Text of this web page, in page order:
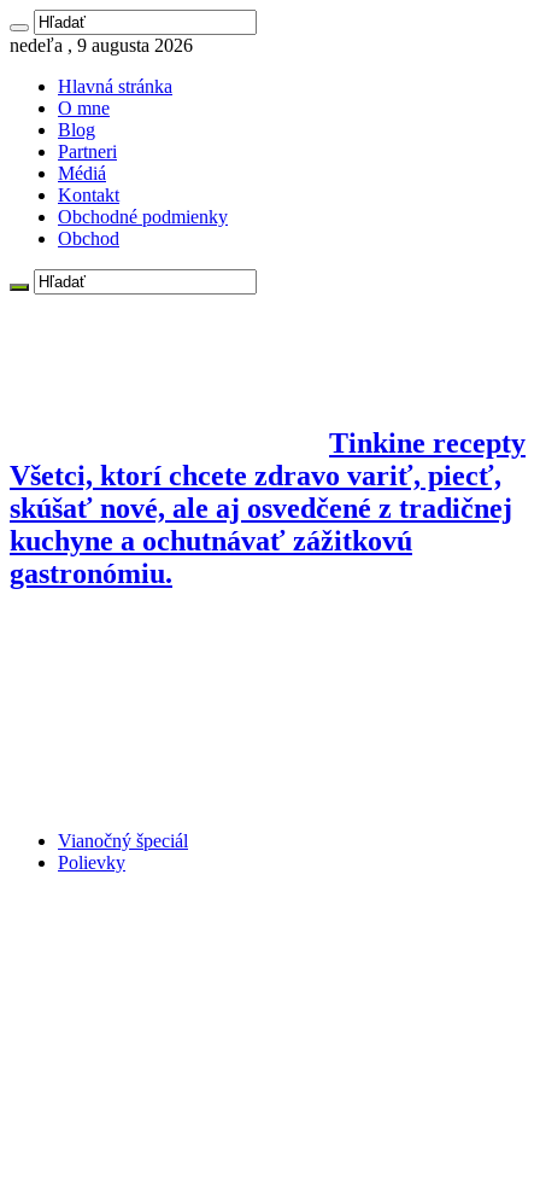
nedeľa , 9 augusta 2026
Hlavná stránka
O mne
Blog
Partneri
Médiá
Kontakt
Obchodné podmienky
Obchod
Tinkine recepty
Všetci, ktorí chcete zdravo variť, piecť,
skúšať nové, ale aj osvedčené z tradičnej
kuchyne a ochutnávať zážitkovú
gastronómiu.
Vianočný špeciál
Polievky